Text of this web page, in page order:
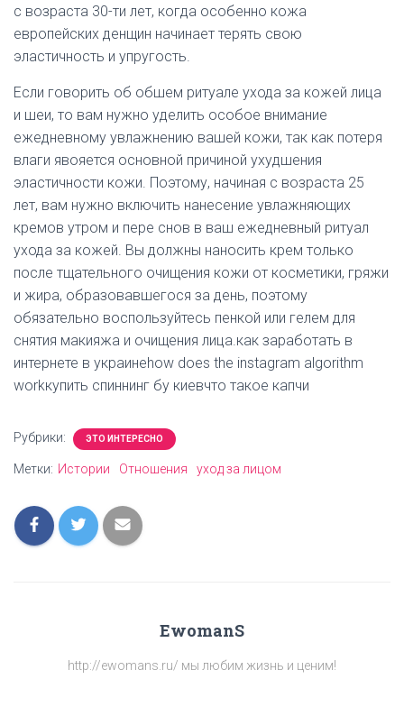
с возраста 30-ти лет, когда особенно кожа
европейских денщин начинает терять свою
эластичность и упругость.
Если говорить об обшем ритуале ухода за кожей лица
и шеи, то вам нужно уделить особое внимание
ежедневному увлажнению вашей кожи, так как потеря
влаги явояется основной причиной ухудшения
эластичности кожи. Поэтому, начиная с возраста 25
лет, вам нужно включить нанесение увлажняющих
кремов утром и пере снов в ваш ежедневный ритуал
ухода за кожей. Вы должны наносить крем только
после тщательного очищения кожи от косметики, гряжи
и жира, образовавшегося за день, поэтому
обязательно воспользуйтесь пенкой или гелем для
снятия макияжа и очищения лица.как заработать в
интернете в украинеhow does the instagram algorithm
workкупить спиннинг бу киевчто такое капчи
Рубрики: ЭТО ИНТЕРЕСНО
Метки: Истории Отношения уход за лицом
EwomanS
http://ewomans.ru/ мы любим жизнь и ценим!